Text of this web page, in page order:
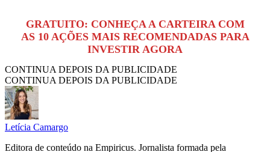
GRATUITO: CONHEÇA A CARTEIRA COM
AS 10 AÇÕES MAIS RECOMENDADAS PARA
INVESTIR AGORA
CONTINUA DEPOIS DA PUBLICIDADE
CONTINUA DEPOIS DA PUBLICIDADE
Letícia Camargo
Editora de conteúdo na Empiricus. Jornalista formada pela